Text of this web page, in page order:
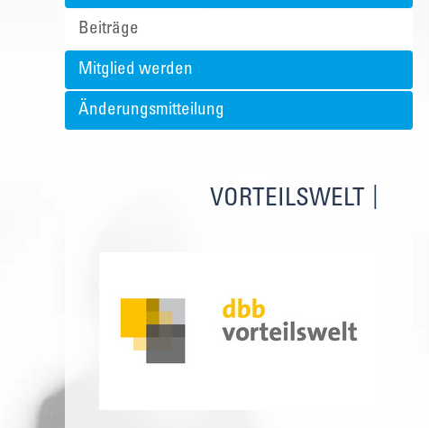
Beiträge
Mitglied werden
Änderungsmitteilung
VORTEILSWELT